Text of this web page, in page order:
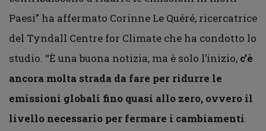
Paesi” ha affermato Corinne Le Quéré, ricercatrice
del Tyndall Centre for Climate che ha condotto lo
studio. “È una buona notizia, ma è solo l’inizio, c’è
ancora molta strada da fare per ridurre le
emissioni globali fino quasi allo zero, ovvero il
livello necessario per fermare i cambiamenti